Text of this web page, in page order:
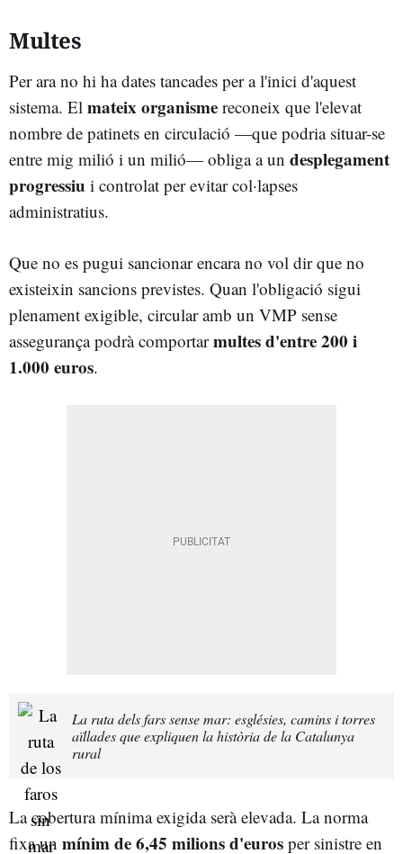
Multes
Per ara no hi ha dates tancades per a l'inici d'aquest
sistema. El mateix organisme reconeix que l'elevat
nombre de patinets en circulació —que podria situar-se
entre mig milió i un milió— obliga a un desplegament
progressiu i controlat per evitar col·lapses
administratius.
Que no es pugui sancionar encara no vol dir que no
existeixin sancions previstes. Quan l'obligació sigui
plenament exigible, circular amb un VMP sense
assegurança podrà comportarmultes d'entre 200 i
1.000 euros.
La ruta dels fars sense mar: esglésies, camins i torres
aïllades que expliquen la història de la Catalunya
rural
La cobertura mínima exigida serà elevada. La norma
fixa un mínim de 6,45 milions d'euros per sinistre en